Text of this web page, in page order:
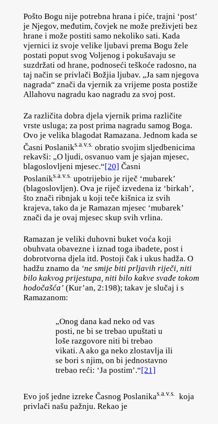
Pošto Bogu nije potrebna hrana i piće, trajni ‘post’
je Njegov, međutim, čovjek ne može preživjeti bez
hrane i može postiti samo nekoliko sati. Kada
vjernici iz svoje velike ljubavi prema Bogu žele
postati poput svog Voljenog i pokušavaju se
suzdržati od hrane, podnoseći teškoće radosno, na
taj način se privlači Božjia ljubav. „Ja sam njegova
nagrada“ znači da vjernik za vrijeme posta postiže
Allahovu nagradu kao nagradu za svoj post.
Za različita dobra djela vjernik prima različite
vrste usluga; za post prima nagradu samog Boga.
Ovo je velika blagodat Ramazana. Jednom kada se
Časni Poslaniks.a.v.s. obratio svojim sljedbenicima
rekavši: „O ljudi, osvanuo vam je sjajan mjesec,
blagoslovljeni mjesec.“[20] Časni
Poslaniks.a.v.s. upotrijebio je riječ ‘mubarek’
(blagoslovljen). Ova je riječ izvedena iz ‘birkah’,
što znači ribnjak u koji teče kišnica iz svih
krajeva, tako da je Ramazan mjesec ‘mubarek’
znači da je ovaj mjesec skup svih vrlina.
Ramazan je veliki duhovni buket voća koji
obuhvata obavezne i iznad toga ibadete, post i
dobrotvorna djela itd. Postoji čak i ukus hadža. O
hadžu znamo da ‘ne smije biti prljavih riječi, niti
bilo kakvog prijestupa, niti bilo kakve svađe tokom
hodočašća’ (Kur’an, 2:198); takav je slučaj i s
Ramazanom:
„Onog dana kad neko od vas
posti, ne bi se trebao upuštati u
loše razgovore niti bi trebao
vikati. A ako ga neko zlostavlja ili
se bori s njim, on bi jednostavno
trebao reći: ‘Ja postim’.“[21]
Evo još jedne izreke Časnog Poslanikas.a.v.s.
koja
privlači našu pažnju. Rekao je